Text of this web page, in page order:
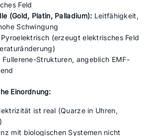
Feld
(Gold, Platin, Palladium): Leitfähigkeit,
Schwingung
Pyroelektrisch (erzeugt elektrisches Feld
Fullerene-Strukturen, angeblich EMF-
Einordnung:
ist real (Quarze in Uhren,
mit biologischen Systemen nicht